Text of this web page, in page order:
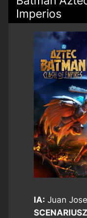
Imperios
IA: Juan